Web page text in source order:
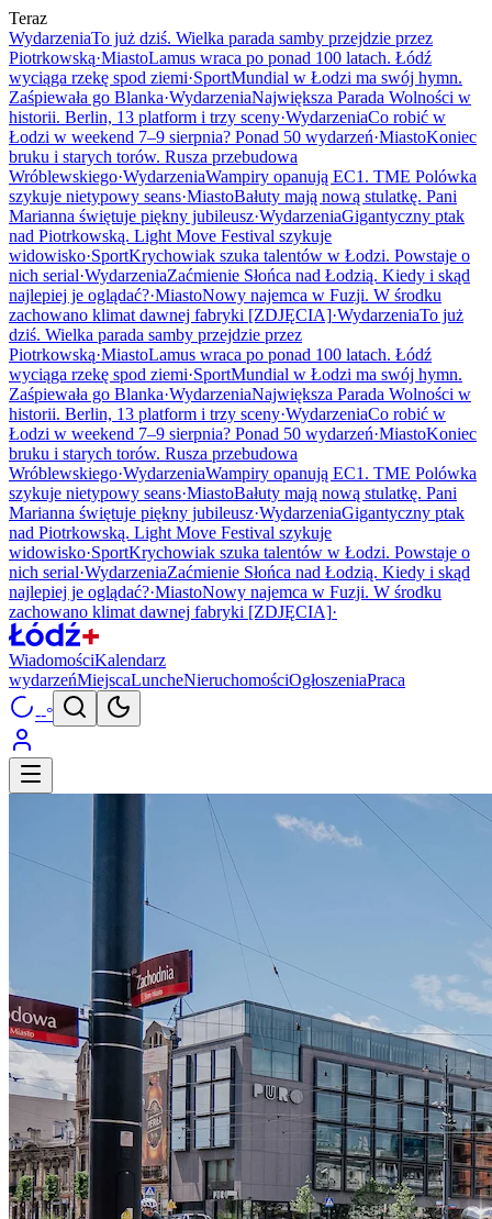
Teraz
WydarzeniaTo już dziś. Wielka parada samby przejdzie przez
Piotrkowską·MiastoLamus wraca po ponad 100 latach. Łódź
wyciąga rzekę spod ziemi·SportMundial w Łodzi ma swój hymn.
Zaśpiewała go Blanka·WydarzeniaNajwiększa Parada Wolności w
historii. Berlin, 13 platform i trzy sceny·WydarzeniaCo robić w
Łodzi w weekend 7–9 sierpnia? Ponad 50 wydarzeń·MiastoKoniec
bruku i starych torów. Rusza przebudowa
Wróblewskiego·WydarzeniaWampiry opanują EC1. TME Polówka
szykuje nietypowy seans·MiastoBałuty mają nową stulatkę. Pani
Marianna świętuje piękny jubileusz·WydarzeniaGigantyczny ptak
nad Piotrkowską. Light Move Festival szykuje
widowisko·SportKrychowiak szuka talentów w Łodzi. Powstaje o
nich serial·WydarzeniaZaćmienie Słońca nad Łodzią. Kiedy i skąd
najlepiej je oglądać?·MiastoNowy najemca w Fuzji. W środku
zachowano klimat dawnej fabryki [ZDJĘCIA]·WydarzeniaTo już
dziś. Wielka parada samby przejdzie przez
Piotrkowską·MiastoLamus wraca po ponad 100 latach. Łódź
wyciąga rzekę spod ziemi·SportMundial w Łodzi ma swój hymn.
Zaśpiewała go Blanka·WydarzeniaNajwiększa Parada Wolności w
historii. Berlin, 13 platform i trzy sceny·WydarzeniaCo robić w
Łodzi w weekend 7–9 sierpnia? Ponad 50 wydarzeń·MiastoKoniec
bruku i starych torów. Rusza przebudowa
Wróblewskiego·WydarzeniaWampiry opanują EC1. TME Polówka
szykuje nietypowy seans·MiastoBałuty mają nową stulatkę. Pani
Marianna świętuje piękny jubileusz·WydarzeniaGigantyczny ptak
nad Piotrkowską. Light Move Festival szykuje
widowisko·SportKrychowiak szuka talentów w Łodzi. Powstaje o
nich serial·WydarzeniaZaćmienie Słońca nad Łodzią. Kiedy i skąd
najlepiej je oglądać?·MiastoNowy najemca w Fuzji. W środku
zachowano klimat dawnej fabryki [ZDJĘCIA]·
WiadomościKalendarz
wydarzeńMiejscaLuncheNieruchomościOgłoszeniaPraca
--°